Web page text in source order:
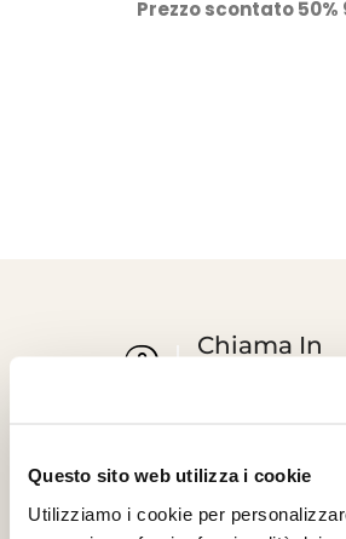
Questo sito web utilizza i cookie
Utilizziamo i cookie per
Prezzo scontato 50%
Chiama In
39 039
arredamento e materiali di qualità?
visita al nostro showroom e lasciati
vasta selezione di